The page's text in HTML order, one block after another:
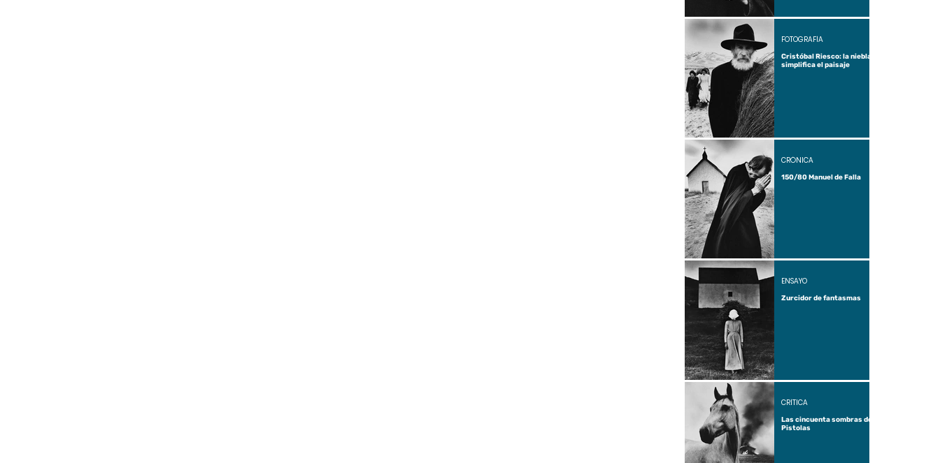
Cristóbal Riesco: la niebla
simplifica el paisaje
FOTOGRAFÍA
150/80 Manuel de Falla
CRÓNICA
Zurcidor de fantasmas
ENSAYO
Las cincuenta sombras de
Pistolas
CRÍTICA